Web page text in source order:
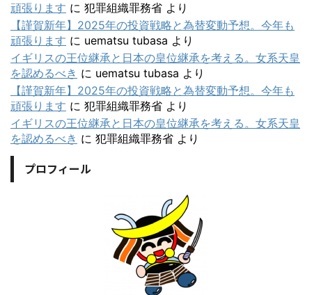
頑張ります に 犯罪組織罪務省 より
【謹賀新年】2025年の投資戦略と為替変動予想。今年も
頑張ります に uematsu tubasa より
イギリスの王位継承と日本の皇位継承を考える。女系天皇
を認めるべき に uematsu tubasa より
【謹賀新年】2025年の投資戦略と為替変動予想。今年も
頑張ります に 犯罪組織罪務省 より
イギリスの王位継承と日本の皇位継承を考える。女系天皇
を認めるべき に 犯罪組織罪務省 より
プロフィール